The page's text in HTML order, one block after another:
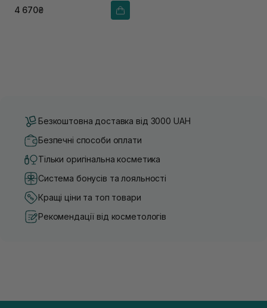
4 670₴
Безкоштовна доставка від 3000 UAH
Безпечні способи оплати
Тільки оригінальна косметика
Система бонусів та лояльності
Кращі ціни та топ товари
Рекомендації від косметологів